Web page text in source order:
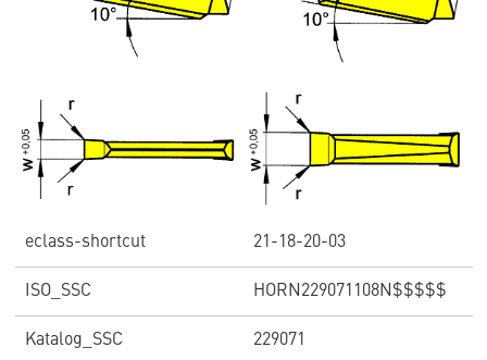
eclass-shortcut 21-18-20-03
ISO_SSC HORN229071108N$$$$$
Katalog_SSC 229071